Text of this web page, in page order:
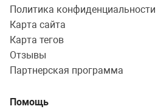
Политика конфиденциальности
Карта сайта
Карта тегов
Отзывы
Партнерская программа
Помощь